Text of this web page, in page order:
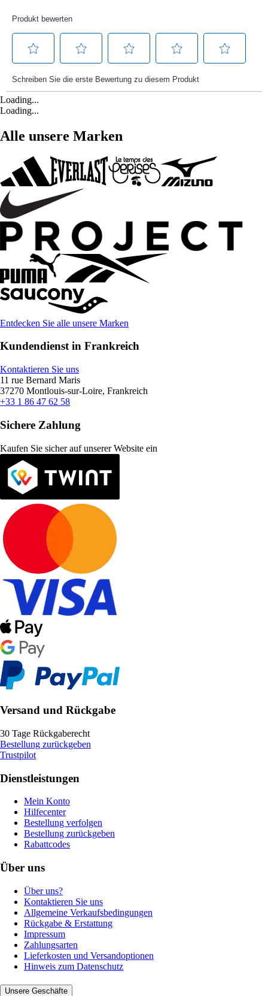
Loading...
Loading...
Alle unsere Marken
Entdecken Sie alle unsere Marken
Kundendienst in Frankreich
Kontaktieren Sie uns
11 rue Bernard Maris
37270 Montlouis-sur-Loire, Frankreich
+33 1 86 47 62 58
Sichere Zahlung
Kaufen Sie sicher auf unserer Website ein
Versand und Rückgabe
30 Tage Rückgaberecht
Bestellung zurückgeben
Trustpilot
Dienstleistungen
Mein Konto
Hilfecenter
Bestellung verfolgen
Bestellung zurückgeben
Rabattcodes
Über uns
Über uns?
Kontaktieren Sie uns
Allgemeine Verkaufsbedingungen
Rückgabe & Erstattung
Impressum
Zahlungsarten
Lieferkosten und Versandoptionen
Hinweis zum Datenschutz
Unsere Geschäfte